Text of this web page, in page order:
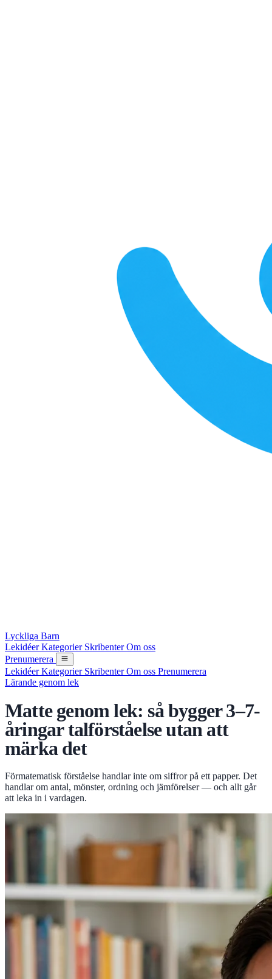
Lyckliga Barn
LekidéerKategorier SkribenterOm oss
Prenumerera
LekidéerKategorier SkribenterOm oss Prenumerera
Lärande genom lek
Matte genom lek: så bygger 3–7-
åringar talförståelse utan att
märka det
Förmatematisk förståelse handlar inte om siffror på ett papper. Det
handlar om antal, mönster, ordning och jämförelser — och allt går
att leka in i vardagen.